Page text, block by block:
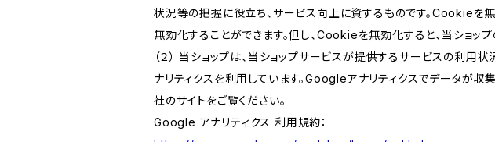
状況等の把握に役立ち、サービス向上に資するものです。Cookieを
無効化することができます。但し、Cookieを無効化すると、当ショ
（２） 当ショップは、当ショップサービスが提供するサービスの
ナリティクスを利用しています。Googleアナリティクスでデータが
社のサイトをご覧ください。
Google アナリティクス 利用規約：